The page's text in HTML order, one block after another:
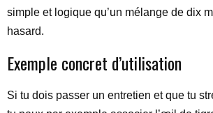
simple et logique qu’un mélange de dix
hasard.
Exemple concret d’utilisation
Si tu dois passer un entretien et que tu